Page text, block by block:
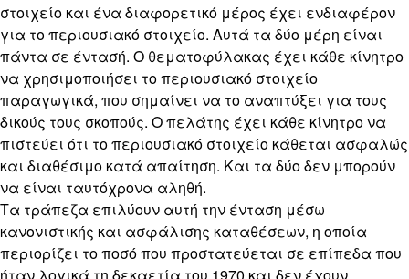
στοιχείο και ένα διαφορετικό μέρος έχει ενδιαφέρον
για το περιουσιακό στοιχείο. Αυτά τα δύο μέρη είναι
πάντα σε έντασή. Ο θεματοφύλακας έχει κάθε κίνητρο
να χρησιμοποιήσει το περιουσιακό στοιχείο
παραγωγικά, που σημαίνει να το αναπτύξει για τους
δικούς τους σκοπούς. Ο πελάτης έχει κάθε κίνητρο να
πιστεύει ότι το περιουσιακό στοιχείο κάθεται ασφαλώς
και διαθέσιμο κατά απαίτηση. Και τα δύο δεν μπορούν
να είναι ταυτόχρονα αληθή.
Τα τράπεζα επιλύουν αυτή την ένταση μέσω
κανονιστικής και ασφάλισης καταθέσεων, η οποία
περιορίζει το ποσό που προστατεύεται σε επίπεδα που
ήταν λογικά τη δεκαετία του 1970 και δεν έχουν